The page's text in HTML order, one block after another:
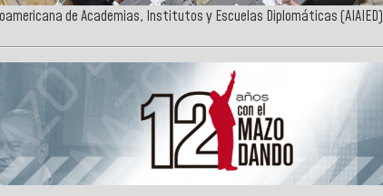
de Academias, Institutos y Escuelas Diplomáticas (AIAIED)